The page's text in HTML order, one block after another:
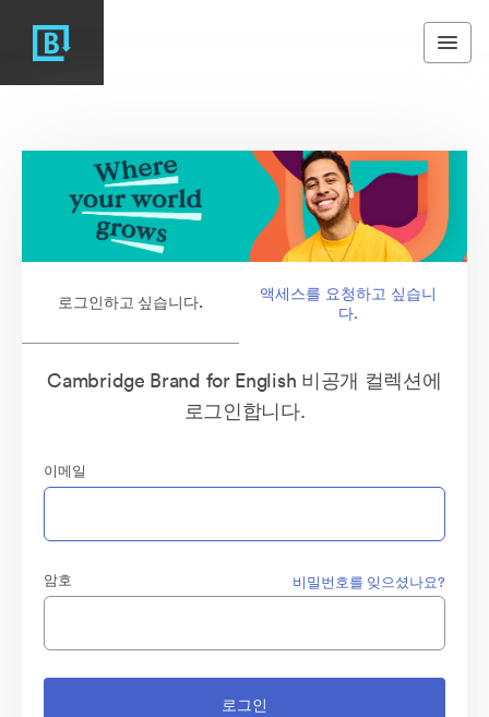
로그인하고 싶습니다.
액세스를 요청하고 싶습니
다.
Cambridge Brand for English 비공개 컬렉션에
로그인합니다.
이메일
암호 비밀번호를 잊으셨나요?